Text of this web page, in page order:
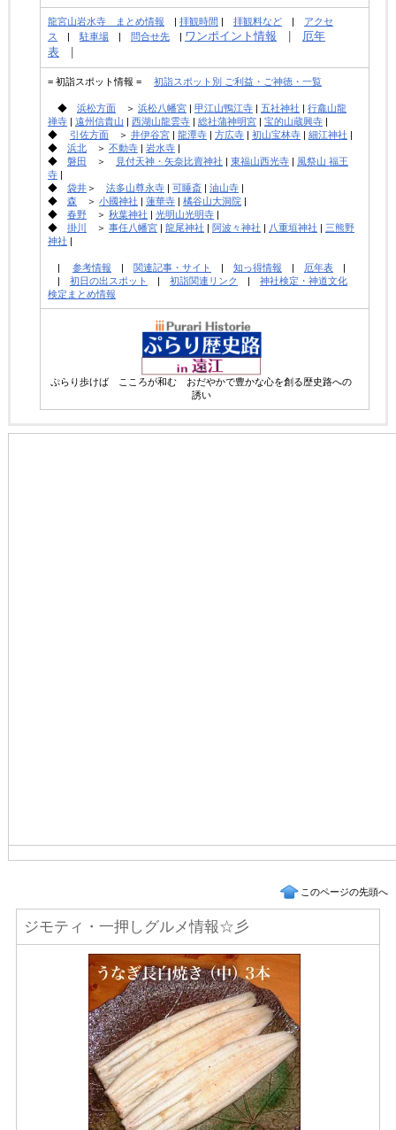
龍宮山岩水寺 まとめ情報 拝観時間 拝観料など| アクセ
ス
駐車場| 問合せ先| ワンポイント情報
厄年
表|
= 初詣スポット情報 = 初詣スポット別 ご利益・ご神徳・一覧
◆ 浜松方面 ＞ 浜松八幡宮| 甲江山鴨江寺| 五社神社
行龕山龍
禅寺| 遠州信貴山 西湖山龍雲寺| 総社蒲神明宮| 宝的山蔵興寺|
◆ 引佐方面 ＞ 井伊谷宮| 龍潭寺| 方広寺| 初山宝林寺| 細江神社
◆ 浜北＞ 不動寺| 岩水寺|
◆ 磐田 ＞ 見付天神・矢奈比賣神社 東福山西光寺|
風祭山 福王
寺|
◆ 袋井＞ 法多山尊永寺| 可睡斎| 油山寺|
◆ 森＞ 小國神社 蓮華寺| 橘谷山大洞院|
◆ 春野＞ 秋葉神社 光明山光明寺|
◆ 掛川 ＞ 事任八幡宮| 龍尾神社 阿波々神社 八重垣神社
三熊野
神社
参考情報 関連記事・サイト 知っ得情報 厄年表|
初日の出スポット 初詣関連リンク
神社検定・神道文化
検定まとめ情報
ぷらり歩けば こころが和む おだやかで豊かな心を創る歴史路への
誘い
このページの先頭へ
ジモティ・一押しグルメ情報☆彡